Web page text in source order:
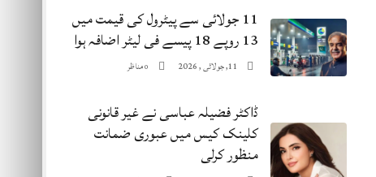
11 جولائی سے پیٹرول کی قیمت میں
13 روپے 18 پیسے فی لیٹر اضافہ ہوا
11, جولائی , 2026 0مناظر
ڈاکٹر فضیلہ عباسی نے غیر قانونی
کلینک کیس میں عبوری ضمانت
منظور کرلی